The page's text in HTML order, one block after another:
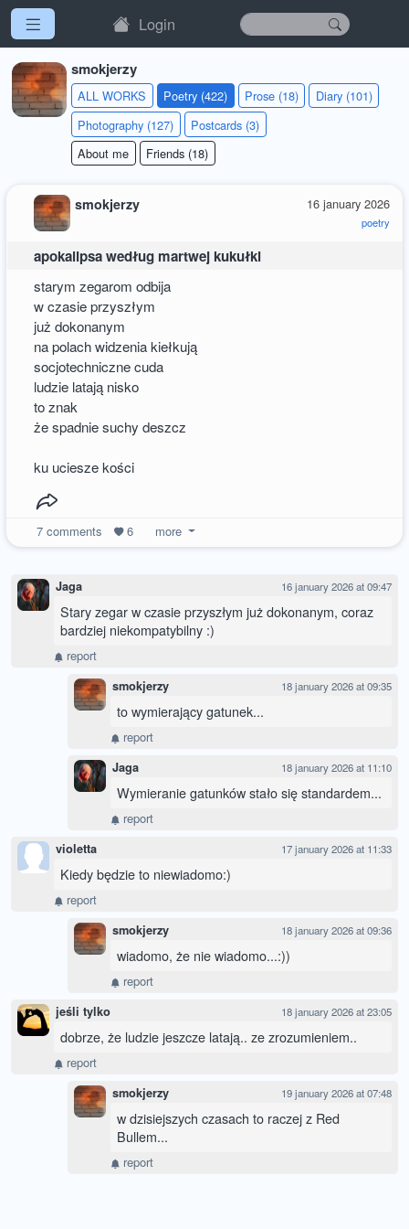
Login
smokjerzy
ALL WORKS Poetry (422) Prose (18)
Diary (101)
Photography (127)
Postcards (3)
About me
Friends (18)
16 january 2026
poetry
smokjerzy
apokalipsa według martwej kukułki
starym zegarom odbija
w czasie przyszłym
już dokonanym
na polach widzenia kiełkują
socjotechniczne cuda
ludzie latają nisko
to znak
że spadnie suchy deszcz
ku uciesze kości
7comments 6 more
Jaga 16 january 2026 at 09:47
Stary zegar w czasie przyszłym już dokonanym, coraz
bardziej niekompatybilny :)
report
smokjerzy 18 january 2026 at 09:35
to wymierający gatunek...
report
Jaga 18 january 2026 at 11:10
Wymieranie gatunków stało się standardem...
report
violetta 17 january 2026 at 11:33
Kiedy będzie to niewiadomo:)
report
smokjerzy 18 january 2026 at 09:36
wiadomo, że nie wiadomo...:))
report
jeśli tylko 18 january 2026 at 23:05
dobrze, że ludzie jeszcze latają.. ze zrozumieniem..
report
smokjerzy 19 january 2026 at 07:48
w dzisiejszych czasach to raczej z Red
Bullem...
report